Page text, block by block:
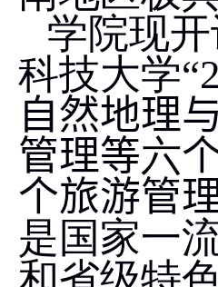
学院现
科技大学“
自然地理
管理等六
个旅游管
是国家一